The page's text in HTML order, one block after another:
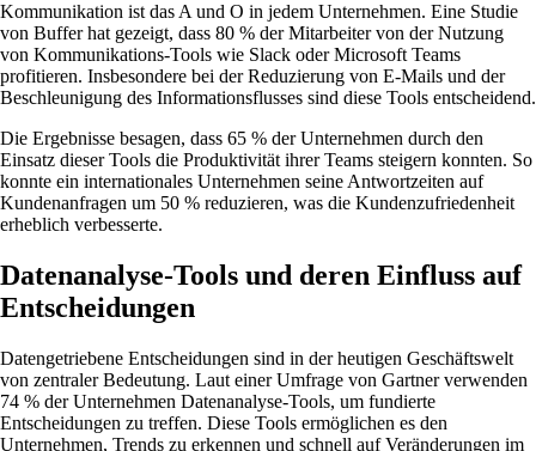
Kommunikation ist das A und O in jedem Unternehmen. Eine Studie
von Buffer hat gezeigt, dass 80 % der Mitarbeiter von der Nutzung
von Kommunikations-Tools wie Slack oder Microsoft Teams
profitieren. Insbesondere bei der Reduzierung von E-Mails und der
Beschleunigung des Informationsflusses sind diese Tools entscheidend.
Die Ergebnisse besagen, dass 65 % der Unternehmen durch den
Einsatz dieser Tools die Produktivität ihrer Teams steigern konnten. So
konnte ein internationales Unternehmen seine Antwortzeiten auf
Kundenanfragen um 50 % reduzieren, was die Kundenzufriedenheit
erheblich verbesserte.
Datenanalyse-Tools und deren Einfluss auf
Entscheidungen
Datengetriebene Entscheidungen sind in der heutigen Geschäftswelt
von zentraler Bedeutung. Laut einer Umfrage von Gartner verwenden
74 % der Unternehmen Datenanalyse-Tools, um fundierte
Entscheidungen zu treffen. Diese Tools ermöglichen es den
Unternehmen, Trends zu erkennen und schnell auf Veränderungen im